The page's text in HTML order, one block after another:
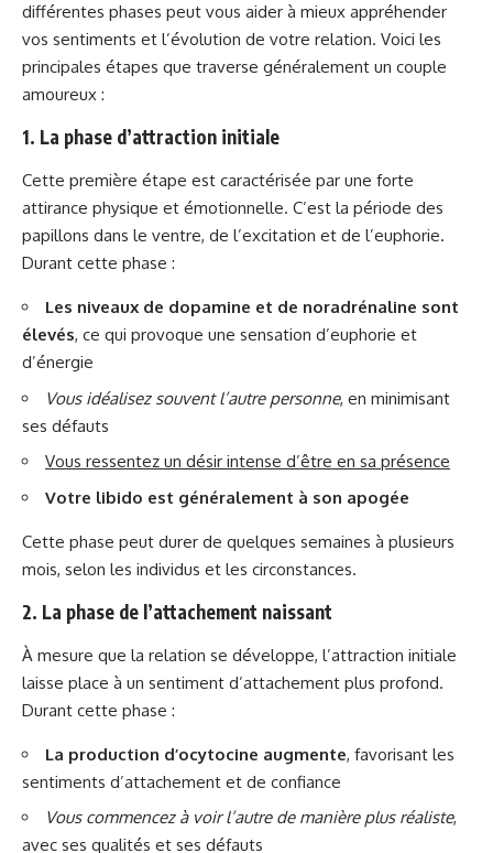
différentes phases peut vous aider à mieux appréhender
vos sentiments et l’évolution de votre relation. Voici les
principales étapes que traverse généralement un couple
amoureux :
1. La phase d’attraction initiale
Cette première étape est caractérisée par une forte
attirance physique et émotionnelle. C’est la période des
papillons dans le ventre, de l’excitation et de l’euphorie.
Durant cette phase :
Les niveaux de dopamine et de noradrénaline sont
élevés, ce qui provoque une sensation d’euphorie et
d’énergie
Vous idéalisez souvent l’autre personne, en minimisant
ses défauts
Vous ressentez un désir intense d’être en sa présence
Votre libido est généralement à son apogée
Cette phase peut durer de quelques semaines à plusieurs
mois, selon les individus et les circonstances.
2. La phase de l’attachement naissant
À mesure que la relation se développe, l’attraction initiale
laisse place à un sentiment d’attachement plus profond.
Durant cette phase :
La production d’ocytocine augmente, favorisant les
sentiments d’attachement et de confiance
Vous commencez à voir l’autre de manière plus réaliste,
avec ses qualités et ses défauts